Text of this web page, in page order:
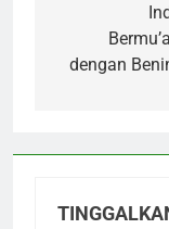
dengan